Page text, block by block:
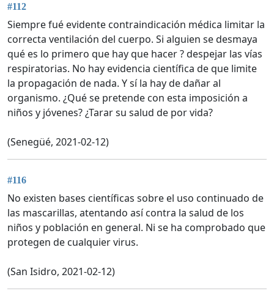
#112
Siempre fué evidente contraindicación médica limitar la
correcta ventilación del cuerpo. Si alguien se desmaya
qué es lo primero que hay que hacer ? despejar las vías
respiratorias. No hay evidencia científica de que limite
la propagación de nada. Y sí la hay de dañar al
organismo. ¿Qué se pretende con esta imposición a
niños y jóvenes? ¿Tarar su salud de por vida?
(Senegüé, 2021-02-12)
#116
No existen bases científicas sobre el uso continuado de
las mascarillas, atentando así contra la salud de los
niños y población en general. Ni se ha comprobado que
protegen de cualquier virus.
(San Isidro, 2021-02-12)